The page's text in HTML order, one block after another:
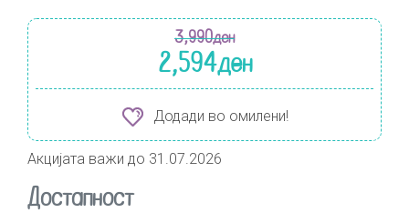
3,990ден
2,594ден
Додади во омилени!
Акцијата важи до 31.07.2026
Достапност